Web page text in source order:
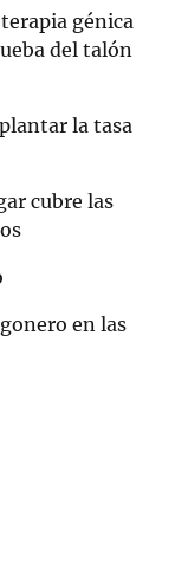
génica
del talón
la tasa
cubre las
en las